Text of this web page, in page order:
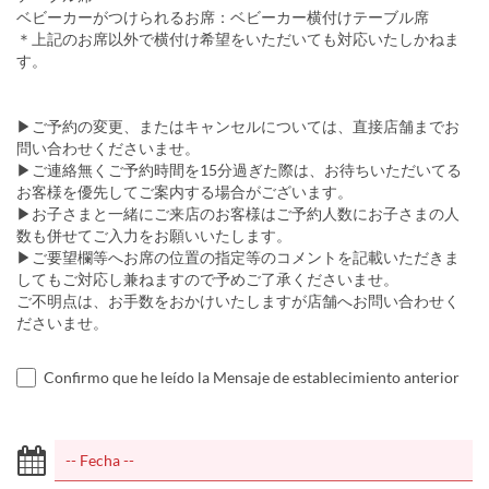
ベビーカーがつけられるお席：ベビーカー横付けテーブル席
＊上記のお席以外で横付け希望をいただいても対応いたしかねま
す。
▶︎ご予約の変更、またはキャンセルについては、直接店舗までお
問い合わせくださいませ。
▶︎ご連絡無くご予約時間を15分過ぎた際は、お待ちいただいてる
お客様を優先してご案内する場合がございます。
▶︎お子さまと一緒にご来店のお客様はご予約人数にお子さまの人
数も併せてご入力をお願いいたします。
▶︎ご要望欄等へお席の位置の指定等のコメントを記載いただきま
してもご対応し兼ねますので予めご了承くださいませ。
ご不明点は、お手数をおかけいたしますが店舗へお問い合わせく
ださいませ。
Confirmo que he leído la Mensaje de establecimiento anterior